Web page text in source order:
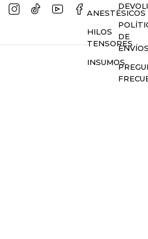
ANESTÉSICOS
HILOS
TENSORES
INSUMOS
DE
ENVÍOS